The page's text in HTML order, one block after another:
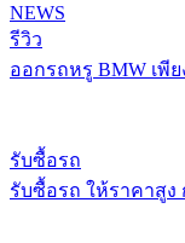
NEWS
รีวิว
ออกรถหรู BMW เพีย
รับซื้อรถ
รับซื้อรถ ให้ราคาสู